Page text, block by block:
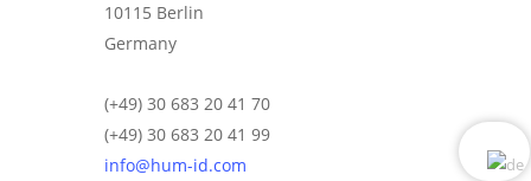
10115 Berlin
Germany
(+49) 30 683 20 41 70
(+49) 30 683 20 41 99
info@hum-id.com